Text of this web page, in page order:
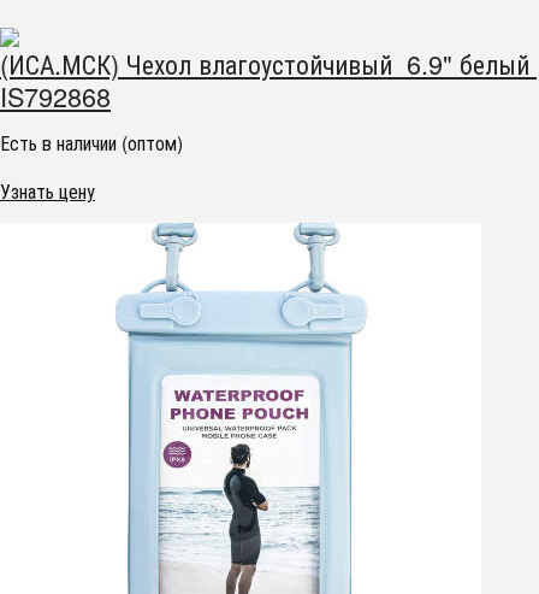
(ИСА.МСК) Чехол влагоустойчивый 6.9" белый
IS792868
Есть в наличии (оптом)
Узнать цену